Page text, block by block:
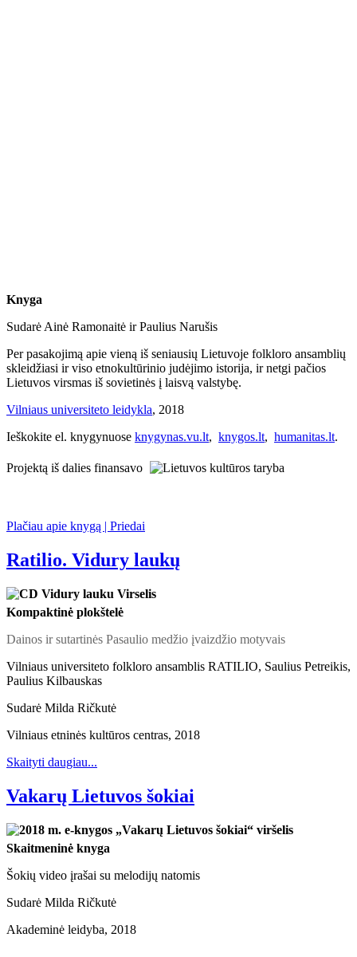
Knyga
Sudarė Ainė Ramonaitė ir Paulius Narušis
Per pasakojimą apie vieną iš seniausių Lietuvoje folkloro ansamblių
skleidžiasi ir viso etnokultūrinio judėjimo istorija, ir netgi pačios
Lietuvos virsmas iš sovietinės į laisvą valstybę.
Vilniaus universiteto leidykla, 2018
Ieškokite el. knygynuose knygynas.vu.lt, knygos.lt, humanitas.lt.
Projektą iš dalies finansavo
Plačiau apie knygą | Priedai
Ratilio. Vidury laukų
Kompaktinė plokštelė
Dainos ir sutartinės Pasaulio medžio įvaizdžio motyvais
Vilniaus universiteto folkloro ansamblis RATILIO, Saulius Petreikis,
Paulius Kilbauskas
Sudarė Milda Ričkutė
Vilniaus etninės kultūros centras, 2018
Skaityti daugiau...
Vakarų Lietuvos šokiai
Skaitmeninė knyga
Šokių video įrašai su melodijų natomis
Sudarė Milda Ričkutė
Akademinė leidyba, 2018